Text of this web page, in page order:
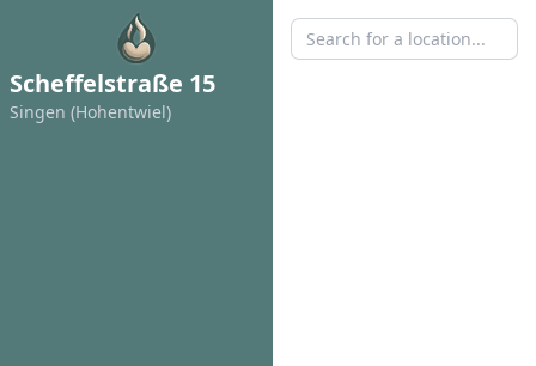
Scheffelstraße 15
Singen (Hohentwiel)